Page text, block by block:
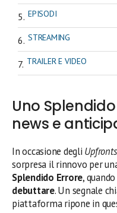
EPISODI
STREAMING
TRAILER E VIDEO
Uno
news e
In occasione degli Upfronts
sorpresa il rinnovo per
Splendido Errore,
debuttare. Un segnale
piattaforma ripone in